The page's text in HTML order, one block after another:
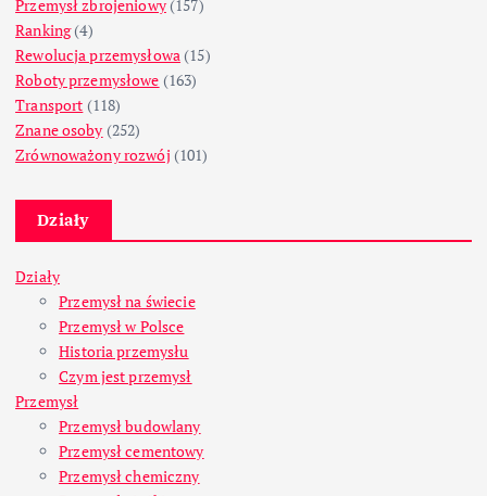
Przemysł zbrojeniowy(157)
Ranking(4)
Rewolucja przemysłowa (15)
Roboty przemysłowe (163)
Transport (118)
Znane osoby (252)
Zrównoważony rozwój (101)
Działy
Działy
Przemysł na świecie
Przemysł w Polsce
Historia przemysłu
Czym jest przemysł
Przemysł
Przemysł budowlany
Przemysł cementowy
Przemysł chemiczny